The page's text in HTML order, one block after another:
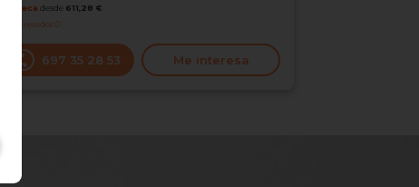
Hipoteca desde 611,28 €
Interesados0
697 35 28 53 Me interesa